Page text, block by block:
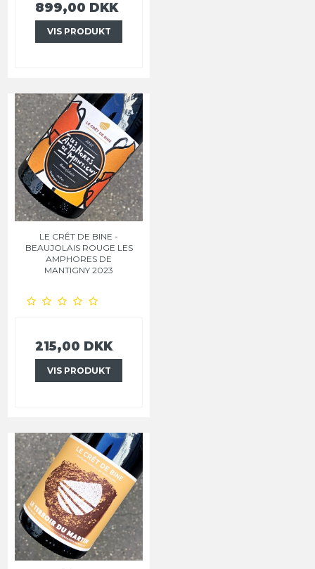
899,00 DKK
VIS PRODUKT
LE CRÊT DE BINE -
BEAUJOLAIS ROUGE LES
AMPHORES DE
MANTIGNY 2023
215,00 DKK
VIS PRODUKT